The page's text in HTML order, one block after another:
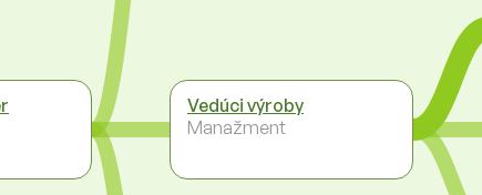
Vedúci výroby
Manažment